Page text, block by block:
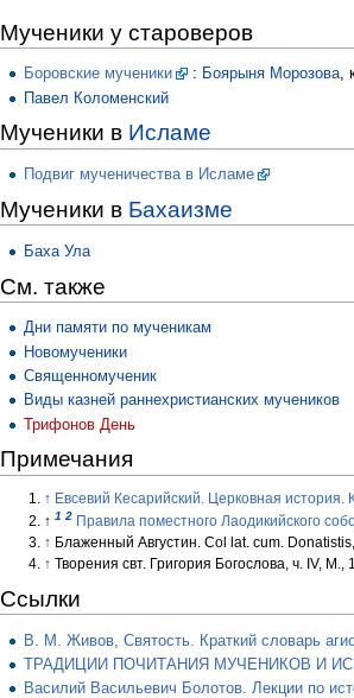
Мученики у староверов
Боровские мученики : Боярыня Морозова,
Павел Коломенский
Мученики в Исламе
Подвиг мученичества в Исламе
Мученики в Бахаизме
Баха Ула
См. также
Дни памяти по мученикам
Новомученики
Священномученик
Виды казней раннехристианских мучеников
Трифонов День
Примечания
↑ Евсевий Кесарийский. Церковная история.
↑ 1 2 Правила поместного Лаодикийского
↑ Блаженный Августин. Col lat. cum. Donatistis,
↑
Творения свт. Григория Богослова, ч. IV, М.,
Ссылки
В. М. Живов, Святость. Краткий словарь
ТРАДИЦИИ ПОЧИТАНИЯ МУЧЕНИКОВ И
Василий Васильевич Болотов. Лекции по